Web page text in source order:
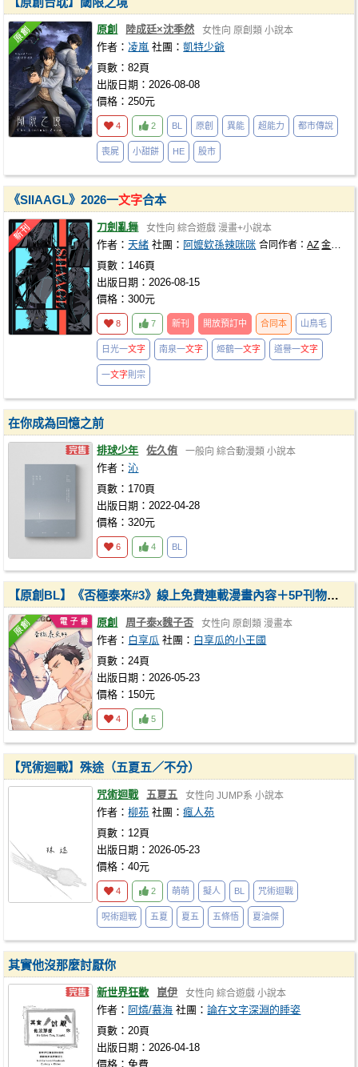
原創 陸成廷×沈季然 女性向 原創類 小說本
作者： 凌嵐 社團：凱特少爺
頁數：82頁
出版日期：2026-08-08
價格：250元
4 2 BL 原創 異能 超能力 都市傳說
喪屍 小甜餅 HE 股市
《SIIAAGL》2026一文字合本
刀劍亂舞 女性向 綜合遊戲 漫畫+小說本
作者：天緒 社團： 阿嬤欸孫辣咪咪 合同作者：AZ 金鴉
頁數：146頁
出版日期：2026-08-15
價格：300元
8 7 新刊 開放預訂中 合同本 山鳥毛
日光一文字 南泉一文字 姬鶴一文字 道譽一文字
一文字則宗
在你成為回憶之前
排球少年 佐久侑 一般向 綜合動漫類 小說本
作者：沁
頁數：170頁
出版日期：2022-04-28
價格：320元
6 4 BL
【原創BL】《否極泰來#3》線上免費連載漫畫內容＋5P刊物限定內容
原創 周子泰x魏子否 女性向 原創類 漫畫本
作者： 白享瓜 社團： 白享瓜的小王國
頁數：24頁
出版日期：2026-05-23
價格：150元
4 5
【咒術迴戰】殊途（五夏五／不分）
咒術迴戰 五夏五 女性向 JUMP系 小說本
作者：柳苑 社團：瘋人苑
頁數：12頁
出版日期：2026-05-23
價格：40元
4 2 萌萌 擬人 BL 咒術迴戰
呪術廻戦 五夏 夏五 五條悟 夏油傑
其實他沒那麼討厭你
新世界狂歡 崑伊 女性向 綜合遊戲 小說本
作者： 阿燐/慕海 社團：論在文字深淵的睡姿
頁數：20頁
出版日期：2026-04-18
價格：免費